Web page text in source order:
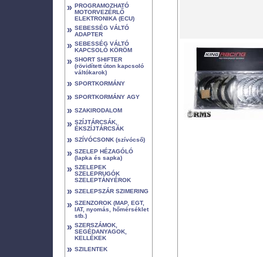
» PROGRAMOZHATÓ
MOTORVEZÉRLŐ
ELEKTRONIKA (ECU)
» SEBESSÉG VÁLTÓ
ADAPTER
» SEBESSÉG VÁLTÓ
KAPCSOLÓ KÖRÖM
» SHORT SHIFTER
(rövidített úton kapcsoló
váltókarok)
» SPORTKORMÁNY
» SPORTKORMÁNY AGY
» SZAKIRODALOM
» SZÍJTÁRCSÁK,
ÉKSZÍJTÁRCSÁK
» SZÍVÓCSONK (szívócső)
» SZELEP HÉZAGÓLÓ
(lapka és sapka)
» SZELEPEK
SZELEPRUGÓK
SZELEPTÁNYÉROK
» SZELEPSZÁR SZIMERING
» SZENZOROK (MAP, EGT,
IAT, nyomás, hőmérséklet
stb.)
» SZERSZÁMOK,
SEGÉDANYAGOK,
KELLÉKEK
» SZILENTEK